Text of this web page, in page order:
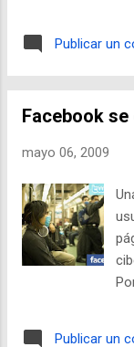
aplicación,
estimados de
afectadas, y más
no tienen la
100% certera, ya
sobre
que prestan
publicando estos
Publicar un
Facebook
mayo 06, 2009
Publicar un